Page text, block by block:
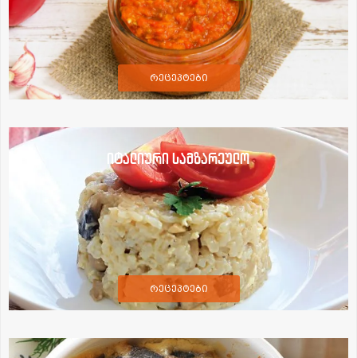
რეცეპტები
იტალიური სამზარეულო
რეცეპტები